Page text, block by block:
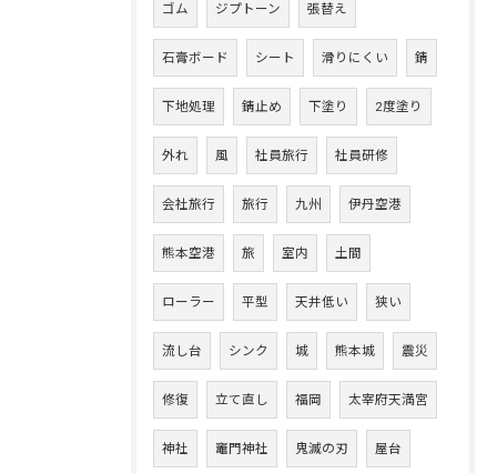
ゴム ジプトーン 張替え
石膏ボード シート 滑りにくい 錆
下地処理 錆止め 下塗り 2度塗り
外れ 風 社員旅行 社員研修
会社旅行 旅行 九州 伊丹空港
熊本空港 旅 室内 土間
ローラー 平型 天井低い 狭い
流し台 シンク 城 熊本城 震災
修復 立て直し 福岡 太宰府天満宮
神社 竈門神社 鬼滅の刃 屋台